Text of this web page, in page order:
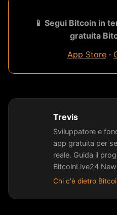
📱 Segui Bitcoin in
gratuita
App Store·
Trevis
Sviluppatore e
app gratuita per
reale. Guida il
BitcoinLive24
Chi c'è dietro